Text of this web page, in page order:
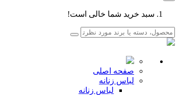
سبد خرید شما خالی است!
صفحه اصلی
لباس زنانه
لباس زنانه